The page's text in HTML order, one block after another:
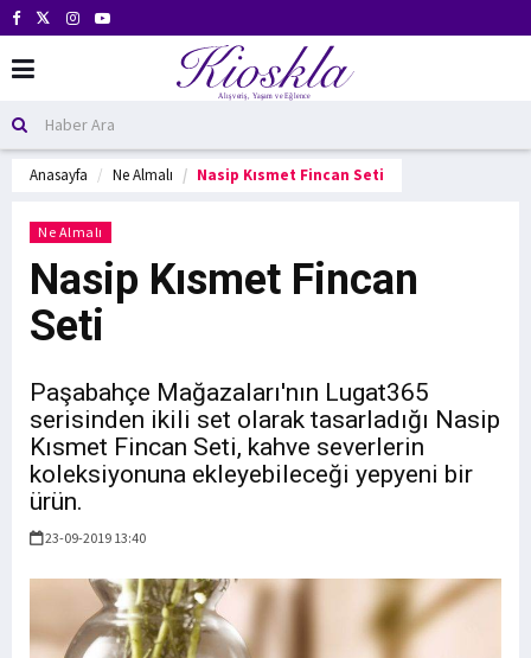
Anasayfa Ne Almalı Nasip Kısmet Fincan Seti
Ne Almalı
Nasip Kısmet Fincan
Seti
Paşabahçe Mağazaları'nın Lugat365
serisinden ikili set olarak tasarladığı Nasip
Kısmet Fincan Seti, kahve severlerin
koleksiyonuna ekleyebileceği yepyeni bir
ürün.
23-09-2019 13:40